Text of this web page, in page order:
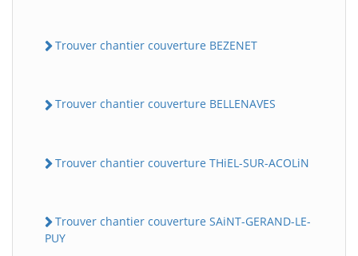
Trouver chantier couverture BEZENET
Trouver chantier couverture BELLENAVES
Trouver chantier couverture THiEL-SUR-ACOLiN
Trouver chantier couverture SAiNT-GERAND-LE-
PUY